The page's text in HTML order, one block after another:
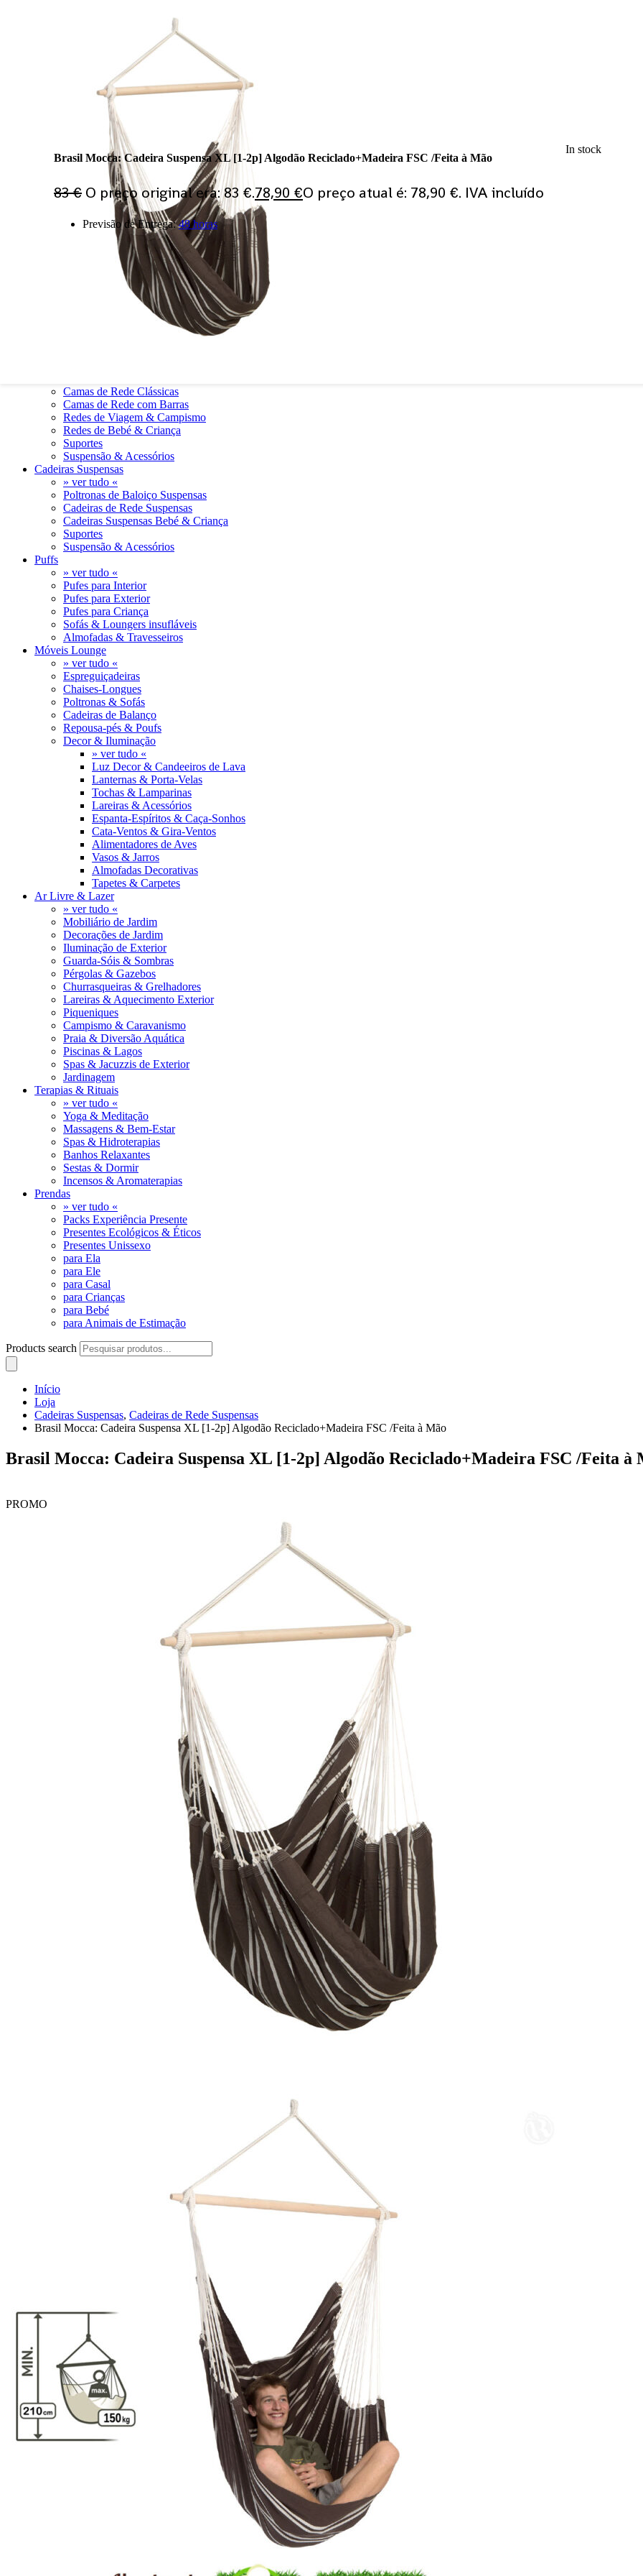
Camas de Rede Clássicas
Camas de Rede com Barras
Redes de Viagem & Campismo
Redes de Bebé & Criança
Suportes
Suspensão & Acessórios
Cadeiras Suspensas
» ver tudo «
Poltronas de Baloiço Suspensas
Cadeiras de Rede Suspensas
Cadeiras Suspensas Bebé & Criança
Suportes
Suspensão & Acessórios
Puffs
» ver tudo «
Pufes para Interior
Pufes para Exterior
Pufes para Criança
Sofás & Loungers insufláveis
Almofadas & Travesseiros
Móveis Lounge
» ver tudo «
Espreguiçadeiras
Chaises-Longues
Poltronas & Sofás
Cadeiras de Balanço
Repousa-pés & Poufs
Decor & Iluminação
» ver tudo «
Luz Decor & Candeeiros de Lava
Lanternas & Porta-Velas
Tochas & Lamparinas
Lareiras & Acessórios
Espanta-Espíritos & Caça-Sonhos
Cata-Ventos & Gira-Ventos
Alimentadores de Aves
Vasos & Jarros
Almofadas Decorativas
Tapetes & Carpetes
Ar Livre & Lazer
» ver tudo «
Mobiliário de Jardim
Decorações de Jardim
Iluminação de Exterior
Guarda-Sóis & Sombras
Pérgolas & Gazebos
Churrasqueiras & Grelhadores
Lareiras & Aquecimento Exterior
Piqueniques
Campismo & Caravanismo
Praia & Diversão Aquática
Piscinas & Lagos
Spas & Jacuzzis de Exterior
Jardinagem
Terapias & Rituais
» ver tudo «
Yoga & Meditação
Massagens & Bem-Estar
Spas & Hidroterapias
Banhos Relaxantes
Sestas & Dormir
Incensos & Aromaterapias
Prendas
» ver tudo «
Packs Experiência Presente
Presentes Ecológicos & Éticos
Presentes Unissexo
para Ela
para Ele
para Casal
para Crianças
para Bebé
para Animais de Estimação
Products search
Início
Loja
Cadeiras Suspensas, Cadeiras de Rede Suspensas
Brasil Mocca: Cadeira Suspensa XL [1-2p] Algodão Reciclado+Madeira FSC /Feita à Mão
Brasil Mocca: Cadeira Suspensa XL [1-2p] Algodão Reciclado+Madeira FSC /Feita à
PROMO
Brasil Mocca: Cadeira Suspensa XL [1-2p] Algodão Reciclado+Madeira FSC /Feita à Mão
83€ O preço original era: 83 €.78,90 €O preço atual é: 78,90 €. IVA incluído
Previsão de Entrega:48 horas
In stock